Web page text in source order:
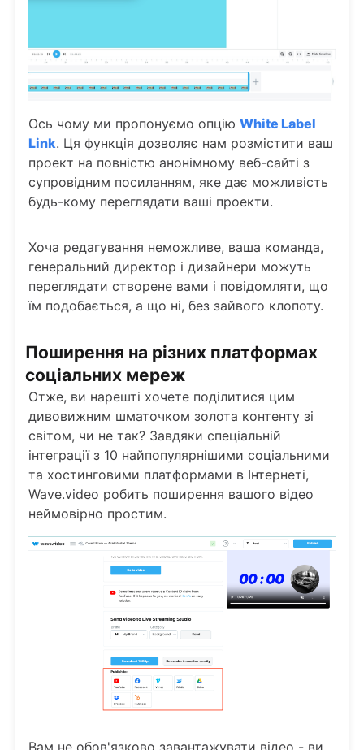
Ось чому ми пропонуємо опцію White Label
Link. Ця функція дозволяє нам розмістити ваш
проект на повністю анонімному веб-сайті з
супровідним посиланням, яке дає можливість
будь-кому переглядати ваші проекти.
Хоча редагування неможливе, ваша команда,
генеральний директор і дизайнери можуть
переглядати створене вами і повідомляти, що
їм подобається, а що ні, без зайвого клопоту.
Поширення на різних платформах
соціальних мереж
Отже, ви нарешті хочете поділитися цим
дивовижним шматочком золота контенту зі
світом, чи не так? Завдяки спеціальній
інтеграції з 10 найпопулярнішими соціальними
та хостинговими платформами в Інтернеті,
Wave.video робить поширення вашого відео
неймовірно простим.
Вам не обов'язково завантажувати відео - ви